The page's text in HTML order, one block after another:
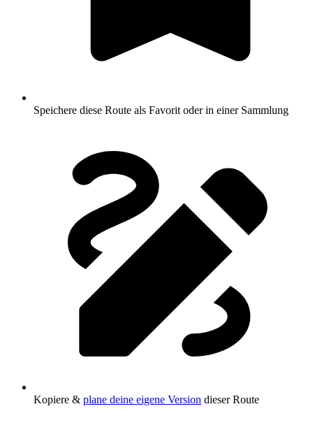
Speichere diese Route als Favorit oder in einer Sammlung
Kopiere & plane deine eigene Version dieser Route